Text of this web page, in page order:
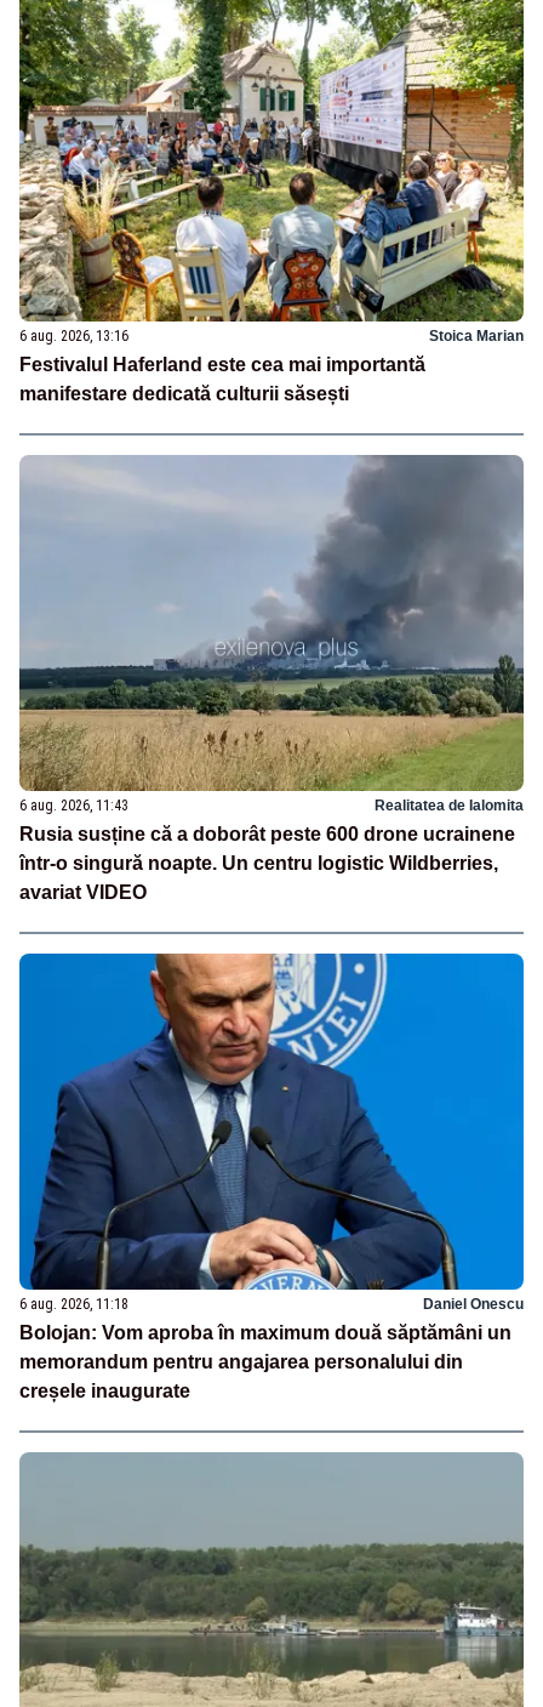
6 aug. 2026, 13:16 Stoica Marian
Festivalul Haferland este cea mai importantă
manifestare dedicată culturii săsești
6 aug. 2026, 11:43 Realitatea de Ialomita
Rusia susține că a doborât peste 600 drone ucrainene
într-o singură noapte. Un centru logistic Wildberries,
avariat VIDEO
6 aug. 2026, 11:18 Daniel Onescu
Bolojan: Vom aproba în maximum două săptămâni un
memorandum pentru angajarea personalului din
creșele inaugurate